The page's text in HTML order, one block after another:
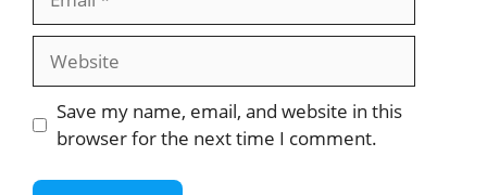
Website
Save my name, email, and website in this
browser for the next time I comment.